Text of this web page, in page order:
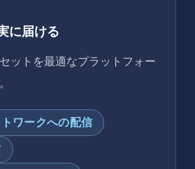
に届ける
ットを最適なプラットフォー
ワークへの配信